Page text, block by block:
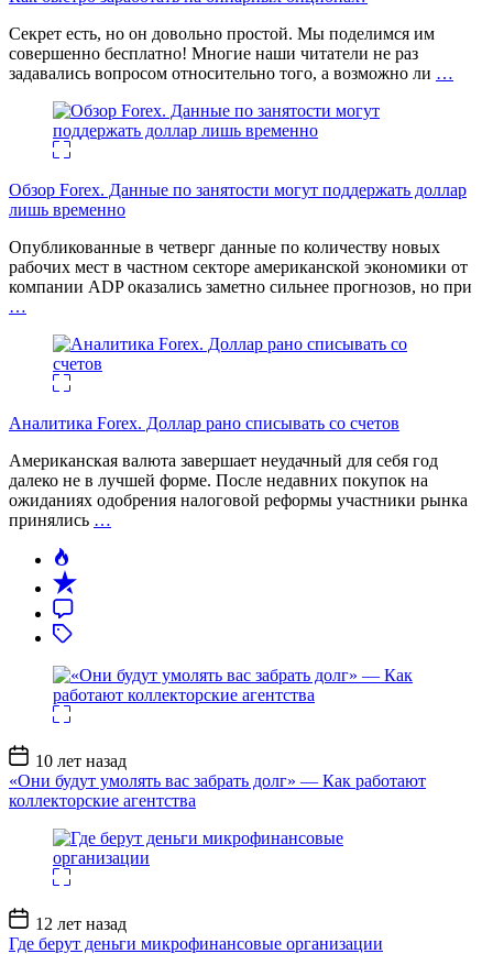
Секрет есть, но он довольно простой. Мы поделимся им
совершенно бесплатно! Многие наши читатели не раз
задавались вопросом относительно того, а возможно ли …
Обзор Forex. Данные по занятости могут поддержать доллар
лишь временно
Опубликованные в четверг данные по количеству новых
рабочих мест в частном секторе американской экономики от
компании ADP оказались заметно сильнее прогнозов, но при
…
Аналитика Forex. Доллар рано списывать со счетов
Американская валюта завершает неудачный для себя год
далеко не в лучшей форме. После недавних покупок на
ожиданиях одобрения налоговой реформы участники рынка
принялись …
Дата
записи
10 лет назад
«Они будут умолять вас забрать долг» — Как работают
коллекторские агентства
Дата
записи
12 лет назад
Где берут деньги микрофинансовые организации